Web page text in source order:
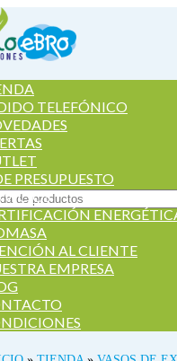
TELEFÓNICO
PRESUPUESTO
AL CLIENTE
EMPRESA